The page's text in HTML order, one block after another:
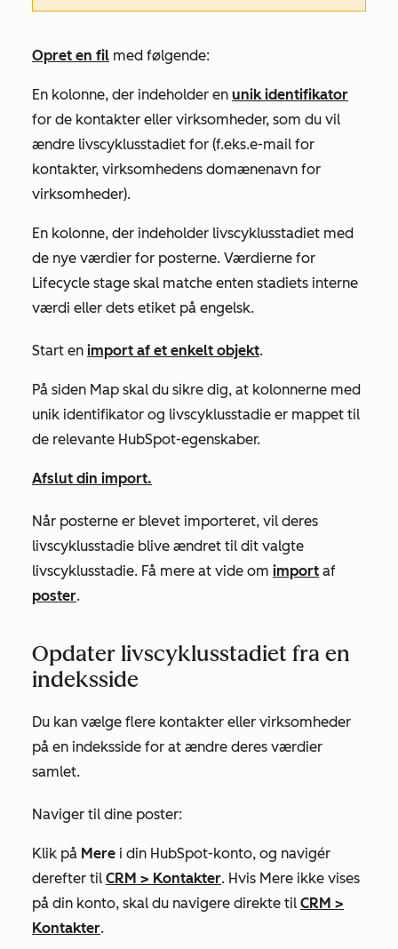
Opret en fil med følgende:
En kolonne, der indeholder en unik identifikator
for de kontakter eller virksomheder, som du vil
ændre livscyklusstadiet for (f.eks.e-mail for
kontakter, virksomhedens domænenavn for
virksomheder).
En kolonne, der indeholder livscyklusstadiet med
de nye værdier for posterne. Værdierne for
Lifecycle stage skal matche enten stadiets interne
værdi eller dets etiket på engelsk.
Start en import af et enkelt objekt.
På siden Map skal du sikre dig, at kolonnerne med
unik identifikator og livscyklusstadie er mappet til
de relevante HubSpot-egenskaber.
Afslut din import.
Når posterne er blevet importeret, vil deres
livscyklusstadie blive ændret til dit valgte
livscyklusstadie. Få mere at vide om import af
poster.
Opdater livscyklusstadiet fra en
indeksside
Du kan vælge flere kontakter eller virksomheder
på en indeksside for at ændre deres værdier
samlet.
Naviger til dine poster:
Klik på Mere i din HubSpot-konto, og navigér
derefter til CRM > Kontakter. Hvis Mere ikke vises
på din konto, skal du navigere direkte til CRM >
Kontakter.